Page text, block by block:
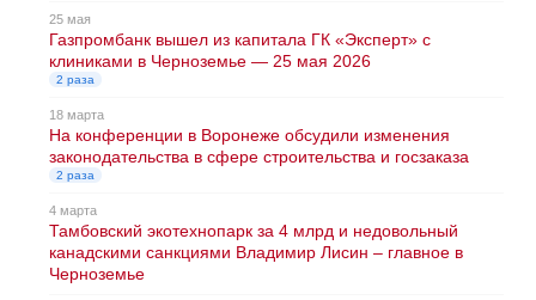
25 мая
Газпромбанк вышел из капитала ГК «Эксперт» с
клиниками в Черноземье — 25 мая 2026
2 раза
18 марта
На конференции в Воронеже обсудили изменения
законодательства в сфере строительства и госзаказа
2 раза
4 марта
Тамбовский экотехнопарк за 4 млрд и недовольный
канадскими санкциями Владимир Лисин – главное в
Черноземье